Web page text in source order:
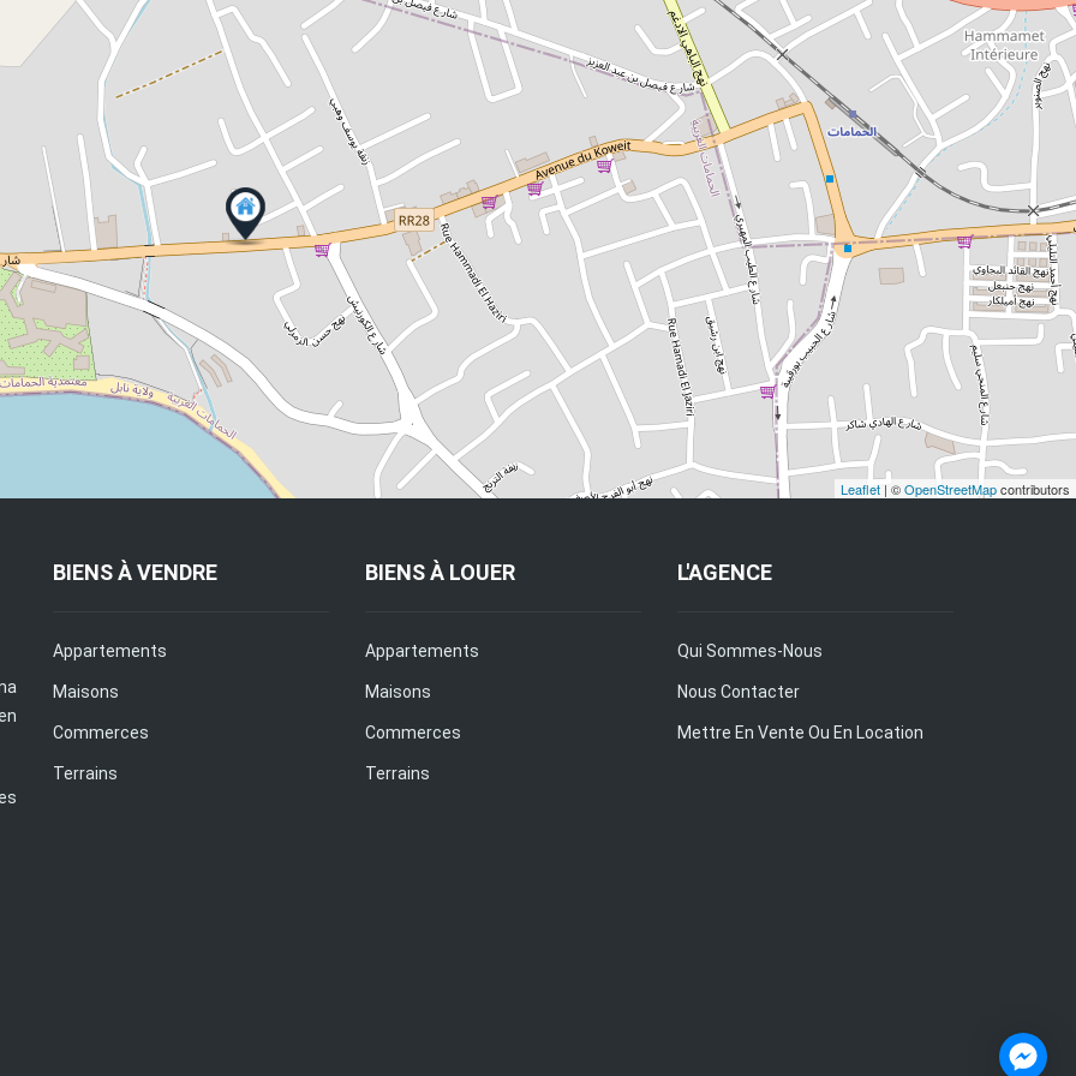
Leaflet | ©OpenStreetMapcontributors
BIENS À VENDRE
Appartements
Maisons
Commerces
Terrains
BIENS À LOUER
Appartements
Maisons
Commerces
Terrains
L'AGENCE
Qui Sommes-Nous
Nous Contacter
Mettre En Vente Ou En Location